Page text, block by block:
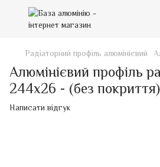
Радіаторний профіль алюмінієвий
Алюмінієвий профіль
244х26 - (без покриття)
Написати відгук